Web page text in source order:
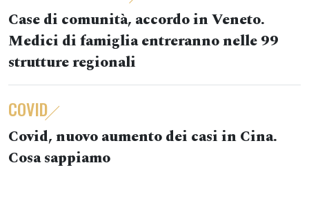
Case di comunità, accordo in Veneto.
Medici di famiglia entreranno nelle 99
strutture regionali
COVID
Covid, nuovo aumento dei casi in Cina.
Cosa sappiamo